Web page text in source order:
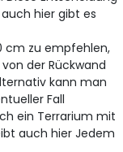
hier gibt es
cm zu empfehlen,
der Rückwand
kann man
Fall
ein Terrarium mit
auch hier Jedem